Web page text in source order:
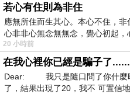
若心有住則為非住
應無所住而生其心。本心不住，
心非非心無念無無念，覺心初起
20 小時前
在我心裡你已經是騙子了
Dear: 我只是隨口問了你什麼時
了，結果出現了20，我不 可置信